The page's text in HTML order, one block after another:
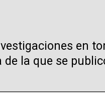
en
la que se